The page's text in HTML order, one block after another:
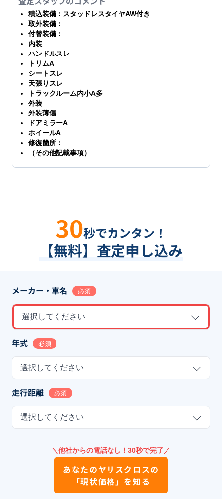
積込装備：スタッドレスタイヤAW付き
取外装備：
付替装備：
内装
ハンドルスレ
トリムA
シートスレ
天張りスレ
トラックルーム内小A多
外装
外装薄傷
ドアミラーA
ホイールA
修復箇所：
（その他記載事項）
30秒でカンタン！
【無料】査定申し込み
メーカー・車名 必須
選択してください
年式 必須
選択してください
走行距離 必須
選択してください
＼他社からの電話なし！30秒で完了／
あなたのヤリスクロスの
「現状価格」を知る